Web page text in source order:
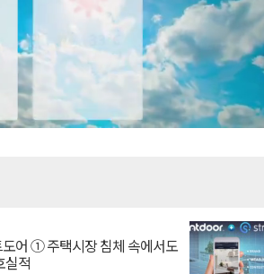
어 ① 주택시장 침체 속에서도
실적